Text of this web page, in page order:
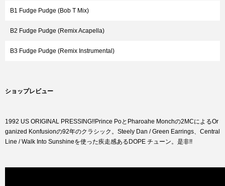
B1 Fudge Pudge (Bob T Mix)
B2 Fudge Pudge (Remix Acapella)
B3 Fudge Pudge (Remix Instrumental)
ショップレビュー
1992 US ORIGINAL PRESSING!!Prince PoとPharoahe Monchの2MCによるOr
ganized Konfusionの92年のクラシック。Steely Dan / Green Earrings、Central
Line / Walk Into Sunshineを使った疾走感あるDOPE チューン。是非!!